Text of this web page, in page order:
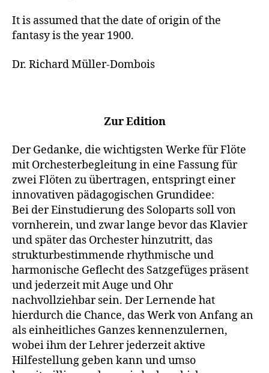
It is assumed that the date of origin of the
fantasy is the year 1900.
Dr. Richard Müller-Dombois
Zur Edition
Der Gedanke, die wichtigsten Werke für Flöte
mit Orchesterbegleitung in eine Fassung für
zwei Flöten zu übertragen, entspringt einer
innovativen pädagogischen Grundidee:
Bei der Einstudierung des Soloparts soll von
vornherein, und zwar lange bevor das Klavier
und später das Orchester hinzutritt, das
strukturbestimmende rhythmische und
harmonische Geflecht des Satzgefüges präsent
und jederzeit mit Auge und Ohr
nachvollziehbar sein. Der Lernende hat
hierdurch die Chance, das Werk von Anfang an
als einheitliches Ganzes kennenzulernen,
wobei ihm der Lehrer jederzeit aktive
Hilfestellung geben kann und umso